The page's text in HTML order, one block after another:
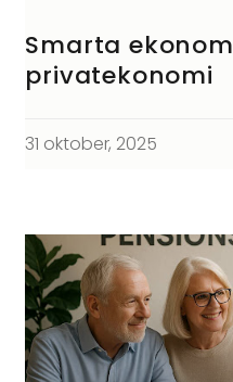
Smarta
privatekonomi
31 oktober, 2025